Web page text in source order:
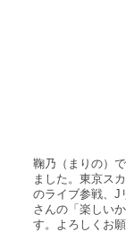
鞠乃（まりの）
ました。東京ス
のライブ参戦、J
さんの「楽しい
す。よろしくお願